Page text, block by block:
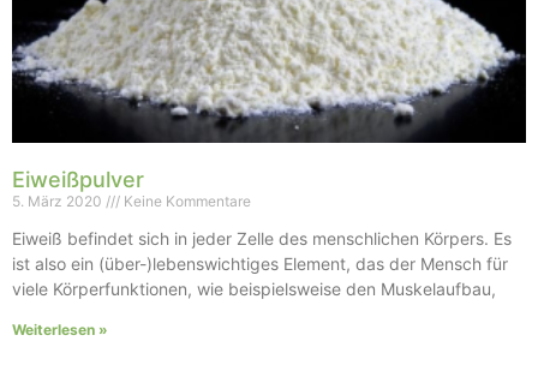
Eiweißpulver
5. März 2020 Keine Kommentare
Eiweiß befindet sich in jeder Zelle des menschlichen Körpers. Es
ist also ein (über-)lebenswichtiges Element, das der Mensch für
viele Körperfunktionen, wie beispielsweise den Muskelaufbau,
Weiterlesen »